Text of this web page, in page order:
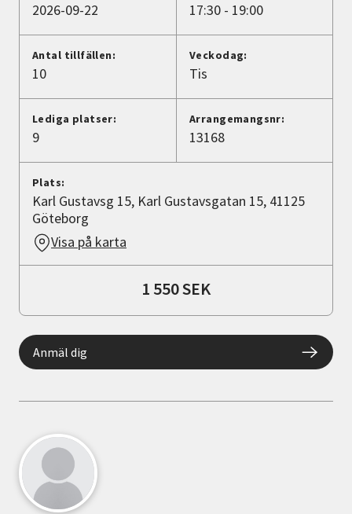
Avdelningar
Lyssna
2026-09-22 17:30 - 19:00
Antal tillfällen:
10
Veckodag:
Tis
Lediga platser:
9
Arrangemangsnr:
13168
Plats:
Karl Gustavsg 15, Karl Gustavsgatan 15, 41125
Göteborg
Visa på karta
1 550 SEK
Anmäl dig